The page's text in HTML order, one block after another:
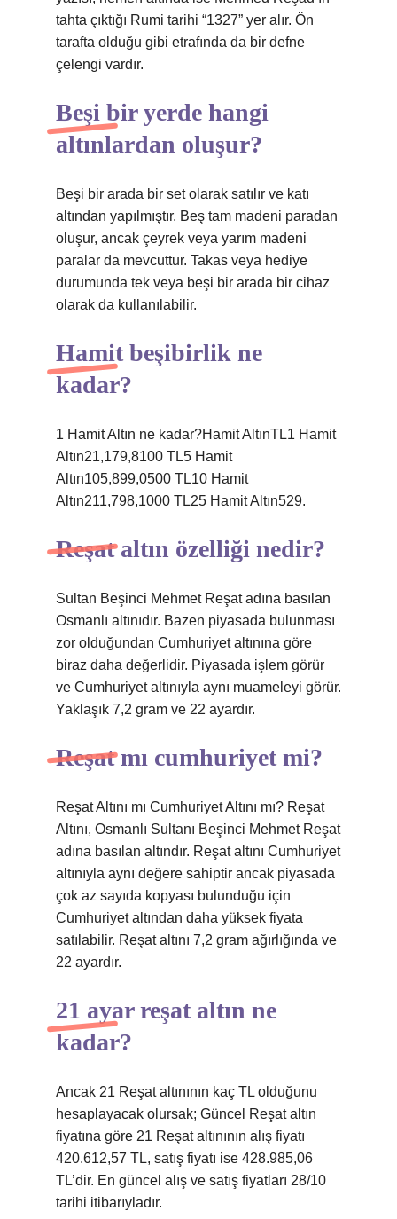
tahta çıktığı Rumi tarihi “1327” yer alır. Ön
tarafta olduğu gibi etrafında da bir defne
çelengi vardır.
Beşi bir yerde hangi
altınlardan oluşur?
Beşi bir arada bir set olarak satılır ve katı
altından yapılmıştır. Beş tam madeni paradan
oluşur, ancak çeyrek veya yarım madeni
paralar da mevcuttur. Takas veya hediye
durumunda tek veya beşi bir arada bir cihaz
olarak da kullanılabilir.
Hamit beşibirlik ne
kadar?
1 Hamit Altın ne kadar?Hamit AltınTL1 Hamit
Altın21,179,8100 TL5 Hamit
Altın105,899,0500 TL10 Hamit
Altın211,798,1000 TL25 Hamit Altın529.
Reşat altın özelliği nedir?
Sultan Beşinci Mehmet Reşat adına basılan
Osmanlı altınıdır. Bazen piyasada bulunması
zor olduğundan Cumhuriyet altınına göre
biraz daha değerlidir. Piyasada işlem görür
ve Cumhuriyet altınıyla aynı muameleyi görür.
Yaklaşık 7,2 gram ve 22 ayardır.
Reşat mı cumhuriyet mi?
Reşat Altını mı Cumhuriyet Altını mı? Reşat
Altını, Osmanlı Sultanı Beşinci Mehmet Reşat
adına basılan altındır. Reşat altını Cumhuriyet
altınıyla aynı değere sahiptir ancak piyasada
çok az sayıda kopyası bulunduğu için
Cumhuriyet altından daha yüksek fiyata
satılabilir. Reşat altını 7,2 gram ağırlığında ve
22 ayardır.
21 ayar reşat altın ne
kadar?
Ancak 21 Reşat altınının kaç TL olduğunu
hesaplayacak olursak; Güncel Reşat altın
fiyatına göre 21 Reşat altınının alış fiyatı
420.612,57 TL, satış fiyatı ise 428.985,06
TL’dir. En güncel alış ve satış fiyatları 28/10
tarihi itibarıyladır.